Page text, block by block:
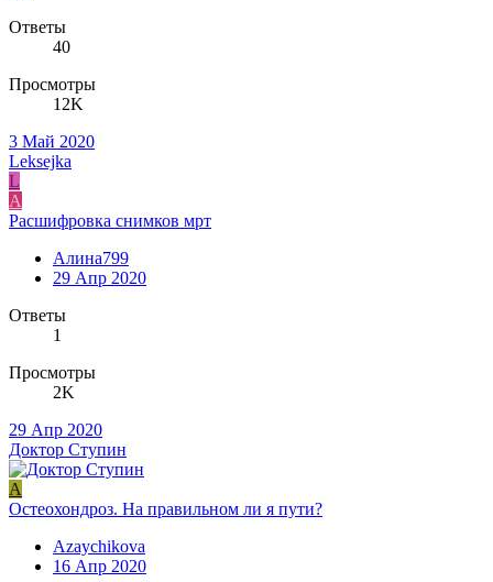
Ответы
40
Просмотры
12K
3 Май 2020
Leksejka
L
А
Расшифровка снимков мрт
Алина799
29 Апр 2020
Ответы
1
Просмотры
2K
29 Апр 2020
Доктор Ступин
A
Остеохондроз. На правильном ли я пути?
Azaychikova
16 Апр 2020